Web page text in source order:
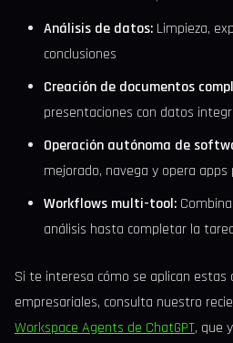
Análisis de datos: Limpieza,
conclusiones
Creación de documentos
presentaciones con datos
Operación autónoma de
mejorado, navega y opera apps
Workflows multi-tool:
análisis hasta completar la
Si te interesa cómo se aplican estas
empresariales, consulta nuestro
Workspace Agents de ChatGPT, que